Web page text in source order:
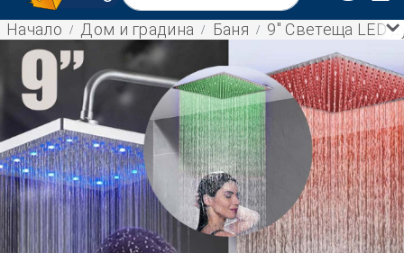
Начало Дом и градина Баня 9" Светеща LED